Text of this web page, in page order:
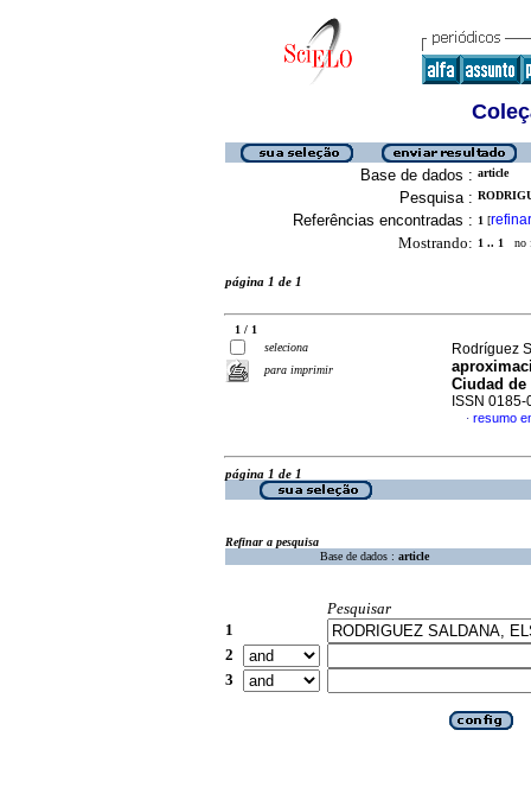
Base de dados : article
Pesquisa :
Referências encontradas : 1 [refinar
Mostrando: 1 .. 1 no
página 1 de 1
1 / 1
seleciona
para imprimir
Rodríguez
Ciudad de
ISSN 0185-
· resumo
página 1 de 1
Refinar a pesquisa
Base de dados : article
Pesquisar
1
2
3